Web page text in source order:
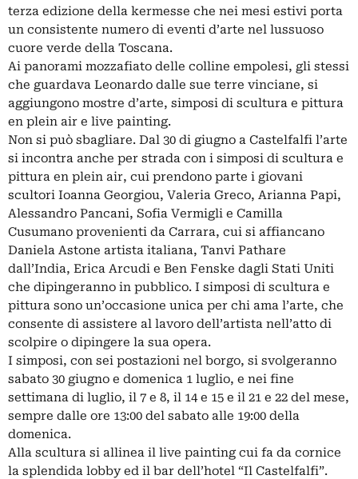
terza edizione della kermesse che nei mesi estivi porta
un consistente numero di eventi d’arte nel lussuoso
cuore verde della Toscana.
Ai panorami mozzafiato delle colline empolesi, gli stessi
che guardava Leonardo dalle sue terre vinciane, si
aggiungono mostre d’arte, simposi di scultura e pittura
en plein air e live painting.
Non si può sbagliare. Dal 30 di giugno a Castelfalfi l’arte
si incontra anche per strada con i simposi di scultura e
pittura en plein air, cui prendono parte i giovani
scultori Ioanna Georgiou, Valeria Greco, Arianna Papi,
Alessandro Pancani, Sofia Vermigli e Camilla
Cusumano provenienti da Carrara, cui si affiancano
Daniela Astone artista italiana, Tanvi Pathare
dall’India, Erica Arcudi e Ben Fenske dagli Stati Uniti
che dipingeranno in pubblico. I simposi di scultura e
pittura sono un’occasione unica per chi ama l’arte, che
consente di assistere al lavoro dell’artista nell’atto di
scolpire o dipingere la sua opera.
I simposi, con sei postazioni nel borgo, si svolgeranno
sabato 30 giugno e domenica 1 luglio, e nei fine
settimana di luglio, il 7 e 8, il 14 e 15 e il 21 e 22 del mese,
sempre dalle ore 13:00 del sabato alle 19:00 della
domenica.
Alla scultura si allinea il live painting cui fa da cornice
la splendida lobby ed il bar dell’hotel “Il Castelfalfi”.